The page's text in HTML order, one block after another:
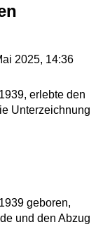
2025, 14:36
erlebte den
Unterzeichnung
geboren,
und den Abzug